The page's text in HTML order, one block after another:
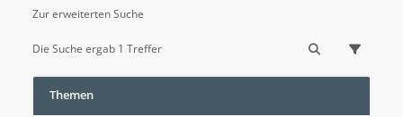
Zur erweiterten Suche
Die Suche ergab 1 Treffer
Themen